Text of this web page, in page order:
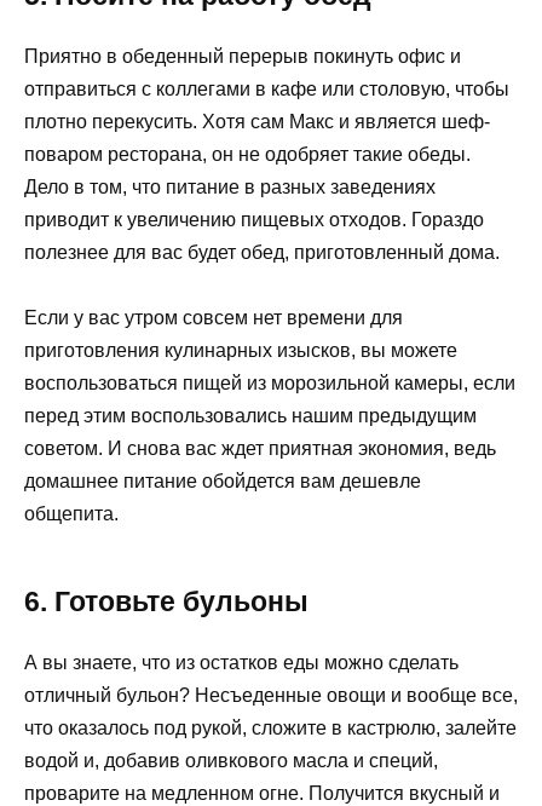
Приятно в обеденный перерыв покинуть офис и
отправиться с коллегами в кафе или столовую, чтобы
плотно перекусить. Хотя сам Макс и является шеф-
поваром ресторана, он не одобряет такие обеды.
Дело в том, что питание в разных заведениях
приводит к увеличению пищевых отходов. Гораздо
полезнее для вас будет обед, приготовленный дома.
Если у вас утром совсем нет времени для
приготовления кулинарных изысков, вы можете
воспользоваться пищей из морозильной камеры, если
перед этим воспользовались нашим предыдущим
советом. И снова вас ждет приятная экономия, ведь
домашнее питание обойдется вам дешевле
общепита.
6. Готовьте бульоны
А вы знаете, что из остатков еды можно сделать
отличный бульон? Несъеденные овощи и вообще все,
что оказалось под рукой, сложите в кастрюлю, залейте
водой и, добавив оливкового масла и специй,
проварите на медленном огне. Получится вкусный и